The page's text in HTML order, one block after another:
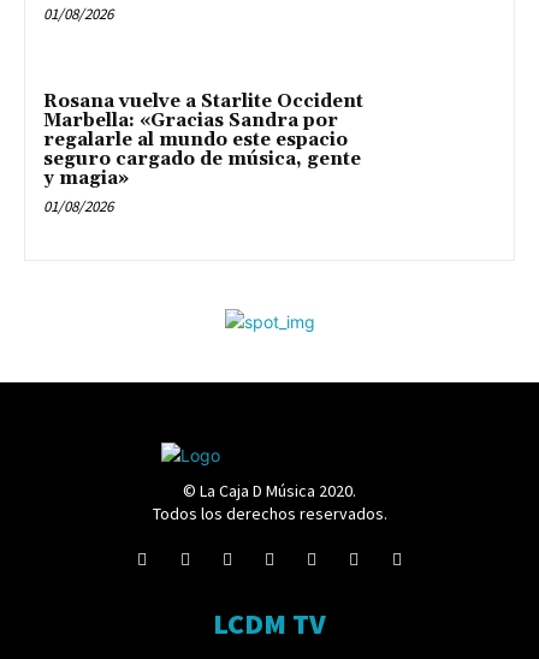
01/08/2026
Rosana vuelve a Starlite Occident
Marbella: «Gracias Sandra por
regalarle al mundo este espacio
seguro cargado de música, gente
y magia»
01/08/2026
© La Caja D Música 2020.
Todos los derechos reservados.
LCDM TV